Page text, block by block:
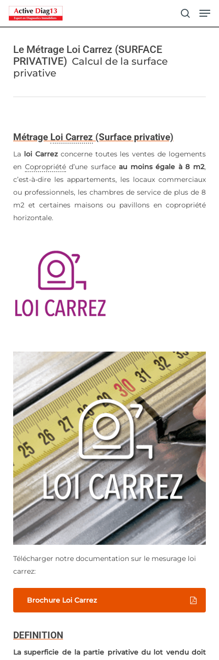
Skip
contentLe Métrage Loi Carrez (SURFACE
PRIVATIVE) Calcul de la surface
privative
Métrage Loi Carrez (Surface privative)
La loi Carrezconcerne toutes les ventes de logements
en Copropriétéd’une surfaceau moins égale à 8 m2,
c’est-à-dire les appartements, les locaux commerciaux
ou professionnels, les chambres de service de plus de 8
m2 et certaines maisons ou pavillons en copropriété
horizontale.
Télécharger notre documentation sur le mesurage loi
carrez:
Brochure Loi Carrez
DEFINITION
La superficie de la partie privative du lot vendu doit